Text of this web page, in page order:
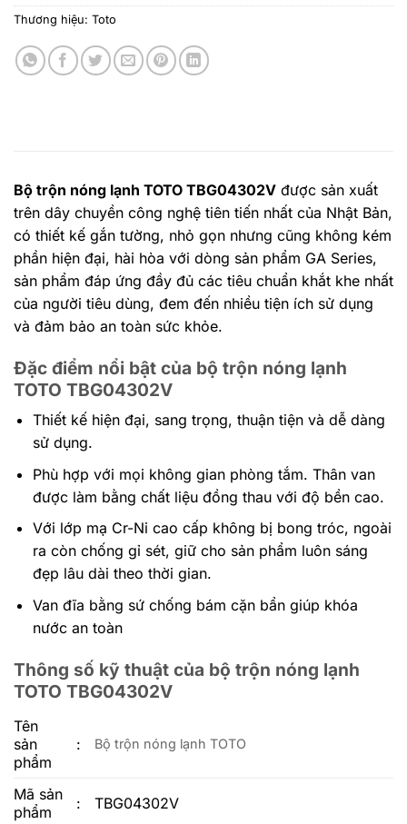
Thương hiệu: Toto
Bộ trộn nóng lạnh TOTO TBG04302V được sản xuất
trên dây chuyền công nghệ tiên tiến nhất của Nhật Bản,
có thiết kế gắn tường, nhỏ gọn nhưng cũng không kém
phần hiện đại, hài hòa với dòng sản phẩm GA Series,
sản phẩm đáp ứng đầy đủ các tiêu chuẩn khắt khe nhất
của người tiêu dùng, đem đến nhiều tiện ích sử dụng
và đảm bảo an toàn sức khỏe.
Đặc điểm nổi bật của bộ trộn nóng lạnh
TOTO TBG04302V
Thiết kế hiện đại, sang trọng, thuận tiện và dễ dàng
sử dụng.
Phù hợp với mọi không gian phòng tắm. Thân van
được làm bằng chất liệu đồng thau với độ bền cao.
Với lớp mạ Cr-Ni cao cấp không bị bong tróc, ngoài
ra còn chống gỉ sét, giữ cho sản phẩm luôn sáng
đẹp lâu dài theo thời gian.
Van đĩa bằng sứ chống bám cặn bẩn giúp khóa
nước an toàn
Thông số kỹ thuật của bộ trộn nóng lạnh
TOTO TBG04302V
Tên
sản
phẩm
: Bộ trộn nóng lạnh TOTO
Mã sản
phẩm
: TBG04302V